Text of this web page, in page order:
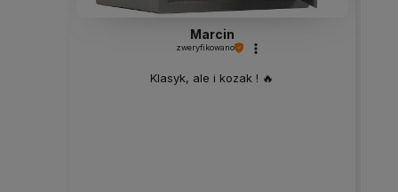
Marcin
zweryfikowano
Klasyk, ale i kozak ! 🔥